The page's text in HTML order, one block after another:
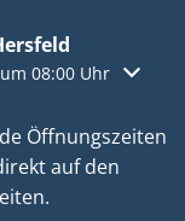
08:00 Uhr
Öffnungszeiten
auf den